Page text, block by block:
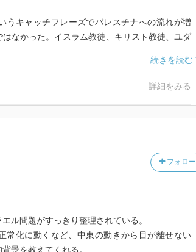
うキャッチフレーズでパレスチナへの流れが増
なかった。イスラム教徒、キリスト教徒、ユダ
やってきて自分たちの国を建てるなど土台無理な
も思われないような知的雰囲気が当時のヨーロ
が望めばどうにでもなるとの思考が強かった。
だった。
人は思考がヨーロッパ人化していたと言えるの
せたユダヤ社会は、パレスチナにおけるヨー
詳細をみる
フォロー
ル問題がすっきり整理されている。
常化に動くなど、中東の動きから目が離せない
景を教えてくれる。